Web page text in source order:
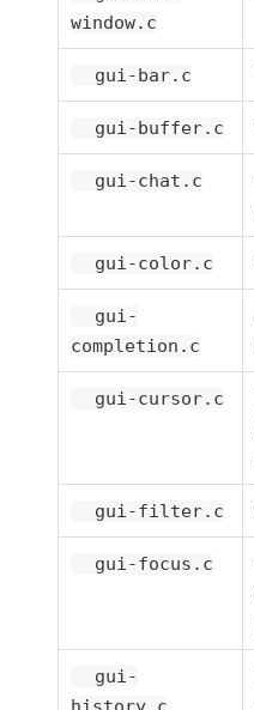
window.c
gui-bar.c
gui-buffer.c
gui-chat.c
gui-color.c
gui-
completion.c
gui-cursor.c
gui-filter.c
gui-focus.c
gui-